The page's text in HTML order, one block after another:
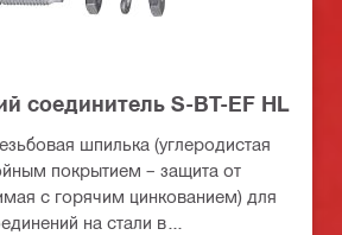
соединитель S-BT-EF HL
шпилька (углеродистая
покрытием – защита от
с горячим цинкованием) для
на стали в